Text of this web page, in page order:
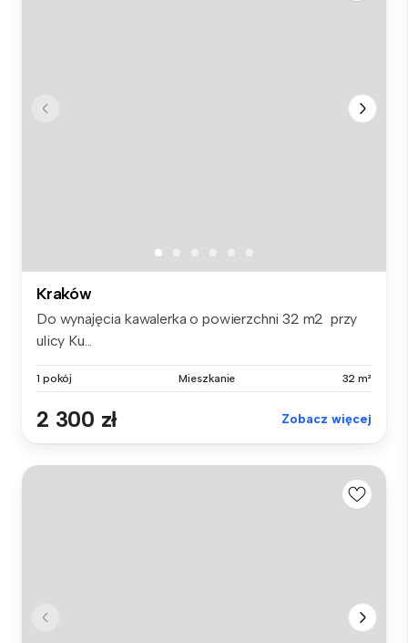
Kraków
Do wynajęcia kawalerka o powierzchni 32 m2 przy
ulicy Ku...
1 pokój Mieszkanie 32 m²
2 300 zł Zobacz więcej